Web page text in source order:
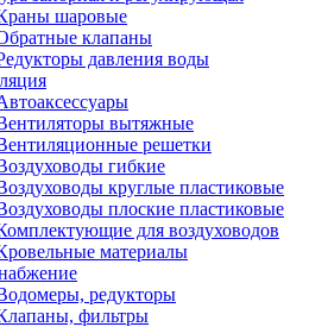
шаровые
клапаны
давления воды
вытяжные
решетки
гибкие
круглые пластиковые
плоские пластиковые
для воздуховодов
материалы
редукторы
фильтры